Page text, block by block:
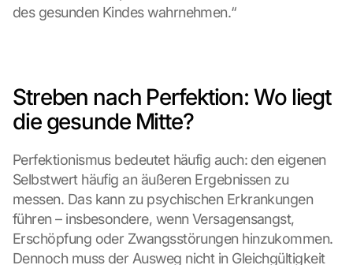
des gesunden Kindes wahrnehmen.“
Streben nach Perfektion: Wo liegt
die gesunde Mitte?
Perfektionismus bedeutet häufig auch: den eigenen
Selbstwert häufig an äußeren Ergebnissen zu
messen. Das kann zu psychischen Erkrankungen
führen – insbesondere, wenn Versagensangst,
Erschöpfung oder Zwangsstörungen hinzukommen.
Dennoch muss der Ausweg nicht in Gleichgültigkeit